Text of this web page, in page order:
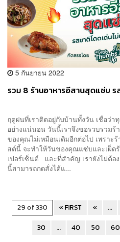
5 กันยายน 2022
รวม 8 ร้านอาหารอีสานสุดแซ่บ ร
ฤดูฝนที่เราติดอยู่กับบ้านทั้งวัน เชื่อว่า
อย่างแน่นอน วันนี้เราจึงขอรวบรวมร้
ของคุณไม่เหมือนเดิมอีกต่อไป เพราะ
สต์นี้ จะทำให้วันของคุณแซ่บและเผ็ด
เปอร์เซ็นต์ และที่สำคัญ เรายังไม่ต้อ
นี้สามารถกดสั่งได้แ...
29 of 330 « FIRST « ...
30
... 40 50 60